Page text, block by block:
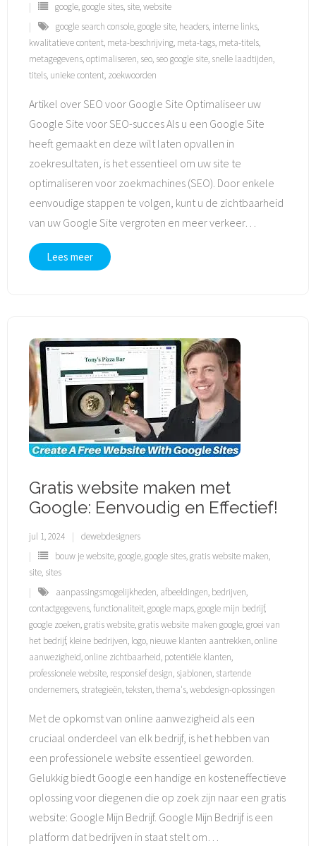
google,google sites, site,website
google search console,google site, headers, interne links,
kwalitatieve content, meta-beschrijving, meta-tags, meta-titels,
metagegevens,optimaliseren, seo, seo google site, snelle laadtijden,
titels, unieke content, zoekwoorden
Artikel over SEO voor Google Site Optimaliseer uw
Google Site voor SEO-succes Als u een Google Site
heeft gemaakt en deze wilt laten opvallen in
zoekresultaten, is het essentieel om uw site te
optimaliseren voor zoekmachines (SEO). Door enkele
eenvoudige stappen te volgen, kunt u de zichtbaarheid
van uw Google Site vergroten en meer verkeer…
Lees meer
Gratis website maken met
Google: Eenvoudig en Effectief!
jul 1, 2024
dewebdesigners
bouw je website,google,google sites,gratis website maken,
site, sites
aanpassingsmogelijkheden, afbeeldingen, bedrijven,
contactgegevens,functionaliteit,google maps,google mijn bedrijf,
google zoeken,gratis website,gratis website maken google,groei van
het bedrijf, kleine bedrijven, logo, nieuwe klanten aantrekken,online
aanwezigheid,online zichtbaarheid, potentiële klanten,
professionele website, responsief design, sjablonen, startende
ondernemers, strategieën,teksten,thema's,webdesign-oplossingen
Met de opkomst van online aanwezigheid als een
cruciaal onderdeel van elk bedrijf, is het hebben van
een professionele website essentieel geworden.
Gelukkig biedt Google een handige en kosteneffectieve
oplossing voor diegenen die op zoek zijn naar een gratis
website: Google Mijn Bedrijf. Google Mijn Bedrijf is een
platform dat bedrijven in staat stelt om…